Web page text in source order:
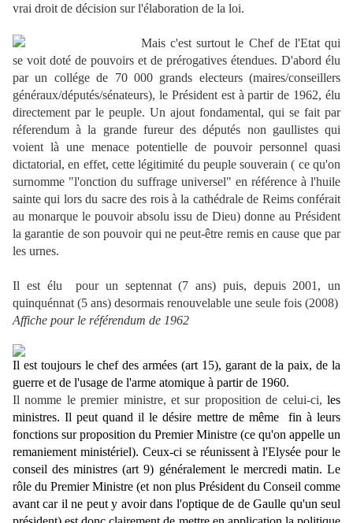
vrai droit de décision sur l'élaboration de la loi.
Mais c'est surtout le Chef de l'Etat qui
se voit doté de pouvoirs et de prérogatives étendues. D'abord élu
par un collége de 70 000 grands electeurs (maires/conseillers
généraux/députés/sénateurs), le Président est à partir de 1962, élu
directement par le peuple. Un ajout fondamental, qui se fait par
réferendum à la grande fureur des députés non gaullistes qui
voient là une menace potentielle de pouvoir personnel quasi
dictatorial, en effet, cette légitimité du peuple souverain ( ce qu'on
surnomme "l'onction du suffrage universel" en référence à l'huile
sainte qui lors du sacre des rois à la cathédrale de Reims conférait
au monarque le pouvoir absolu issu de Dieu) donne au Président
la garantie de son pouvoir qui ne peut-être remis en cause que par
les urnes.
Il est élu pour un septennat (7 ans) puis, depuis 2001, un
quinquénnat (5 ans) desormais renouvelable une seule fois (2008)
Affiche pour le référendum de 1962
Il est toujours le chef des armées (art 15), garant de la paix, de la
guerre et de l'usage de l'arme atomique à partir de 1960.
Il nomme le premier ministre, et sur proposition de celui-ci, les
ministres. Il peut quand il le désire mettre de même fin à leurs
fonctions sur proposition du Premier Ministre (ce qu'on appelle un
remaniement ministériel). Ceux-ci se réunissent à l'Elysée pour le
conseil des ministres (art 9) généralement le mercredi matin. Le
rôle du Premier Ministre (et non plus Président du Conseil comme
avant car il ne peut y avoir dans l'optique de de Gaulle qu'un seul